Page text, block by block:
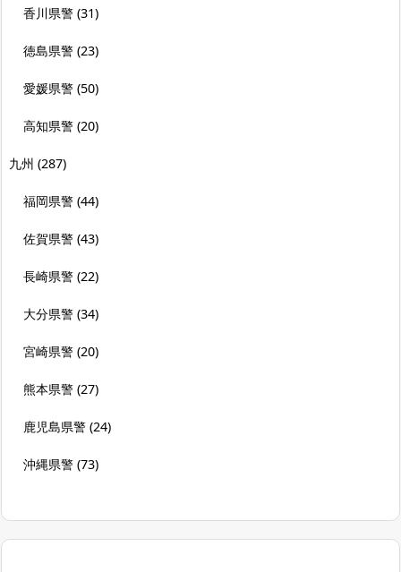
香川県警 (31)
徳島県警 (23)
愛媛県警 (50)
高知県警 (20)
九州 (287)
福岡県警 (44)
佐賀県警 (43)
長崎県警 (22)
大分県警 (34)
宮崎県警 (20)
熊本県警 (27)
鹿児島県警 (24)
沖縄県警 (73)